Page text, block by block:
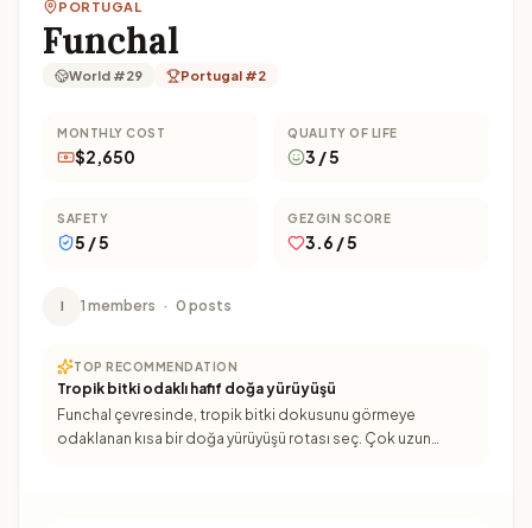
PORTUGAL
Funchal
World #29 Portugal #2
MONTHLY COST
$2,650
QUALITY OF LIFE
3 / 5
SAFETY
5 / 5
GEZGIN SCORE
3.6 / 5
I 1 members · 0 posts
TOP RECOMMENDATION
Tropik bitki odaklı hafif doğa yürüyüşü
Funchal çevresinde, tropik bitki dokusunu görmeye
odaklanan kısa bir doğa yürüyüşü rotası seç. Çok uzun